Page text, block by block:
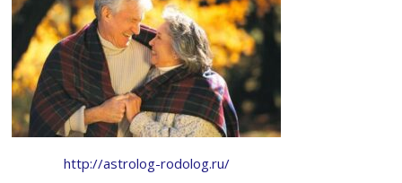
http://astrolog-rodolog.ru/